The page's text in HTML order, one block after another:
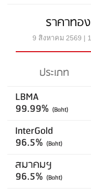
ราคาท
9 สิงหาคม 2569 |
ประเภท
LBMA
99.99% (Baht)
InterGold
96.5% (Baht)
สมาคมฯ
96.5% (Baht)